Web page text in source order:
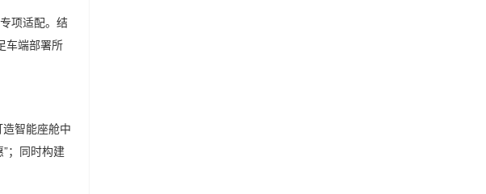
项适配。结
车端部署所
智能座舱中
；同时构建